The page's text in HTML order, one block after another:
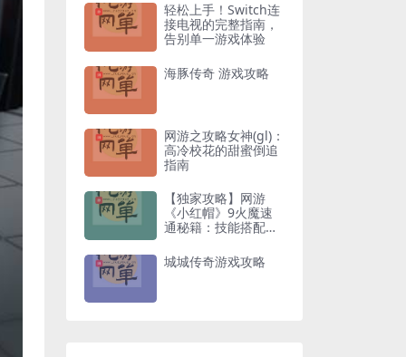
轻松上手！Switch连
接电视的完整指南，
告别单一游戏体验
海豚传奇 游戏攻略
网游之攻略女神(gl)：
高冷校花的甜蜜倒追
指南
【独家攻略】网游
《小红帽》9火魔速
通秘籍：技能搭配与
城城传奇游戏攻略